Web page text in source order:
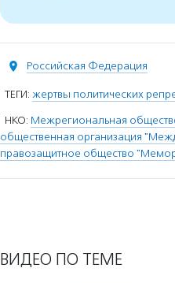
Российская Федерация
ТЕГИ: жертвы политических
НКО: Межрегиональная
общественная организация
правозащитное общество
ВИДЕО ПО ТЕМЕ